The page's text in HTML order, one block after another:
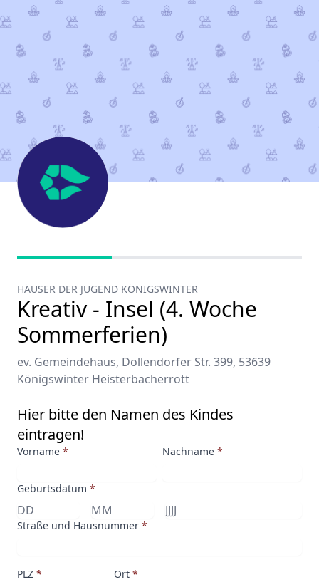
HÄUSER DER JUGEND KÖNIGSWINTER
Kreativ - Insel (4. Woche
Sommerferien)
ev. Gemeindehaus, Dollendorfer Str. 399, 53639
Königswinter Heisterbacherrott
Hier bitte den Namen des Kindes
eintragen!
Vorname * Nachname *
Geburtsdatum *
Straße und Hausnummer *
PLZ * Ort *